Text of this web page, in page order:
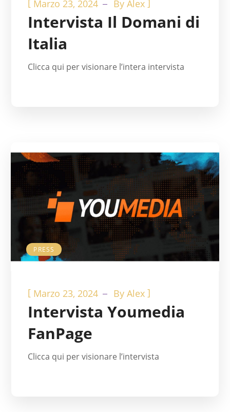
[ Marzo 23, 2024 ByAlex ]
Intervista Il Domani di
Italia
Clicca qui per visionare l’intera intervista
PRESS
[ Marzo 23, 2024 ByAlex ]
Intervista Youmedia
FanPage
Clicca qui per visionare l’intervista